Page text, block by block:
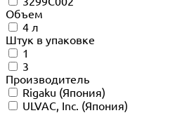
Объем
4 л
Штук в упаковке
1
3
Производитель
Rigaku (Япония)
ULVAC, Inc. (Япония)